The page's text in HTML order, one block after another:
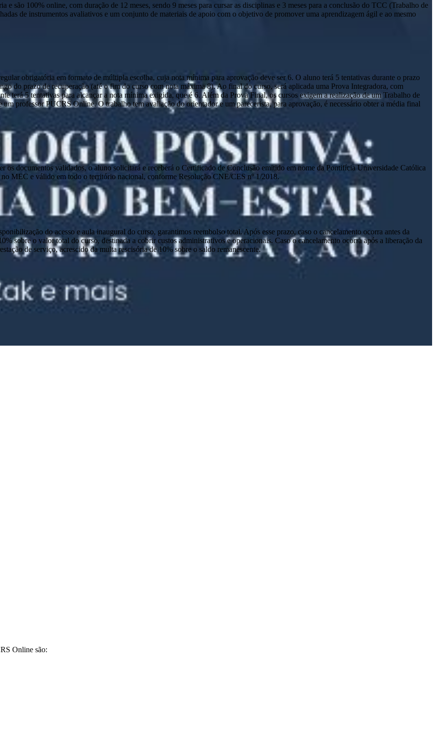
e são 100% online, com duração de 12 meses, sendo 9 meses para cursar as disciplinas e 3 meses para a conclusão do TCC (Trabalho de
de instrumentos avaliativos e um conjunto de materiais de apoio com o objetivo de promover uma aprendizagem ágil e ao mesmo
obrigatória em formato de múltipla escolha, cuja nota mínima para aprovação deve ser 6. O aluno terá 5 tentativas durante o prazo
do prazo de recuperação (até o fim do curso com nota máxima 8). Ao final do curso, será aplicada uma Prova Integradora, com
terá 5 tentativas para alcançar a nota mínima exigida, que é 6. Além da Prova Final, os cursos exigem a realização de um Trabalho de
professor PUCRS Online. O trabalho tem avaliação do orientador e um parecerista, para aprovação, é necessário obter a média final
os documentos validados, o aluno solicitará e receberá o Certificado de Conclusão emitido em nome da Pontifícia Universidade Católica
MEC e válido em todo o território nacional, conforme Resolução CNE/CES nº 1/2018.
do acesso e aula inaugural do curso, garantimos reembolso total. Após esse prazo, caso o cancelamento ocorra antes da
sobre o valor total do curso, destinada a cobrir custos administrativos e operacionais. Caso o cancelamento ocorra após a liberação da
de serviço, acrescido da multa rescisória de 10% sobre o saldo remanescente.
Online são: